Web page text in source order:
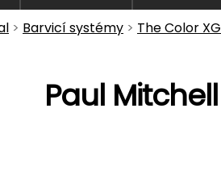
Barvicí systémy The Color XG
Paul Mitchell